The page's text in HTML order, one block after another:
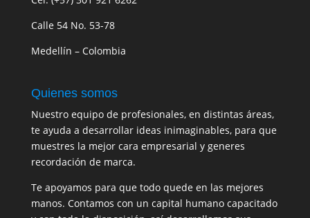
Calle 54 No. 53-78
Medellín – Colombia
Quienes somos
Nuestro equipo de profesionales, en distintas áreas,
te ayuda a desarrollar ideas inimaginables, para que
muestres la mejor cara empresarial y generes
recordación de marca.
Te apoyamos para que todo quede en las mejores
manos. Contamos con un capital humano capacitado